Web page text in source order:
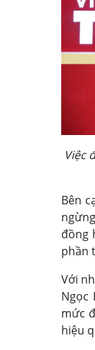
Việc
Bên
đồng
phần
Với
Ngọc
mức
hiệu